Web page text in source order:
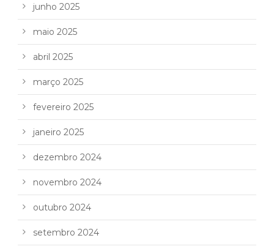
junho 2025
maio 2025
abril 2025
março 2025
fevereiro 2025
janeiro 2025
dezembro 2024
novembro 2024
outubro 2024
setembro 2024